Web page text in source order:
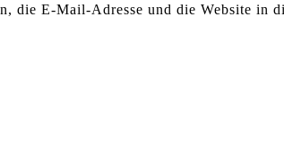
die E-Mail-Adresse und die Website in